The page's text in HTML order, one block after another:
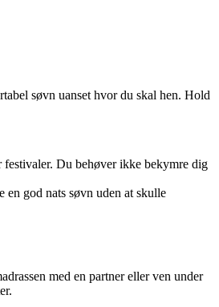
søvn uanset hvor du skal hen. Hold
Du behøver ikke bekymre dig
en god nats søvn uden at skulle
med en partner eller ven under